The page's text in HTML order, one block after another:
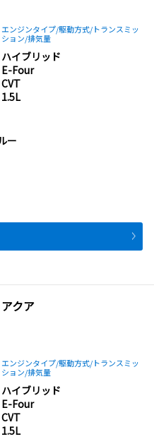
エンジンタイプ/駆動方式/トランスミッ
ション/排気量
ハイブリッド
E-Four
CVT
1.5L
ー
アクア
エンジンタイプ/駆動方式/トランスミッ
ション/排気量
ハイブリッド
E-Four
CVT
1.5L